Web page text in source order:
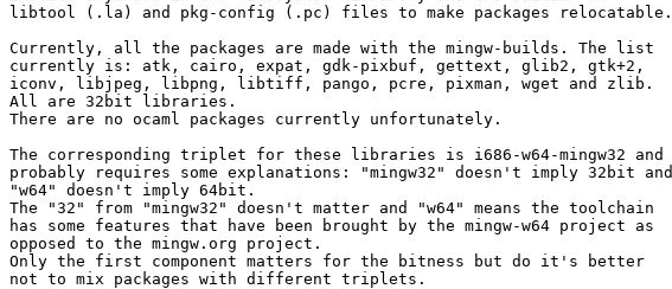
libtool (.la) and pkg-config (.pc) files to make packages relocatable.
Currently, all the packages are made with the mingw-builds. The list
currently is: atk, cairo, expat, gdk-pixbuf, gettext, glib2, gtk+2,
iconv, libjpeg, libpng, libtiff, pango, pcre, pixman, wget and zlib.
All are 32bit libraries.
There are no ocaml packages currently unfortunately.
The corresponding triplet for these libraries is i686-w64-mingw32 and
probably requires some explanations: "mingw32" doesn't imply 32bit and
"w64" doesn't imply 64bit.
The "32" from "mingw32" doesn't matter and "w64" means the toolchain
has some features that have been brought by the mingw-w64 project as
opposed to the mingw.org project.
Only the first component matters for the bitness but do it's better
not to mix packages with different triplets.